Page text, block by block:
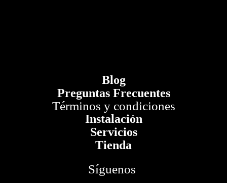
Blog
Preguntas Frecuentes
Términos y condiciones
Instalación
Servicios
Tienda
Síguenos